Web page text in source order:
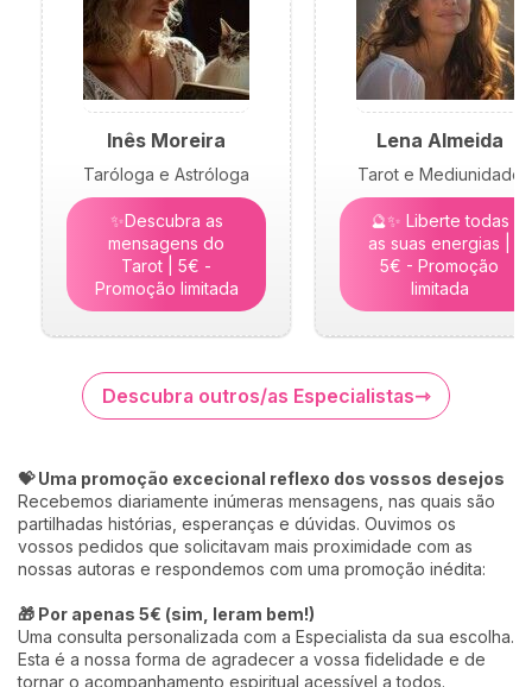
Inês Moreira
Taróloga e Astróloga
✨Descubra as
mensagens do
Tarot | 5€ -
Promoção limitada
Lena Almeida
Tarot e Mediunidade
🔮✨ Liberte todas
as suas energias |
5€ - Promoção
limitada
Descubra outros/as Especialistas
💝 Uma promoção excecional reflexo dos vossos desejos
Recebemos diariamente inúmeras mensagens, nas quais são
partilhadas histórias, esperanças e dúvidas. Ouvimos os
vossos pedidos que solicitavam mais proximidade com as
nossas autoras e respondemos com uma promoção inédita:
🎁 Por apenas 5€ (sim, leram bem!)
Uma consulta personalizada com a Especialista da sua escolha.
Esta é a nossa forma de agradecer a vossa fidelidade e de
tornar o acompanhamento espiritual acessível a todos.